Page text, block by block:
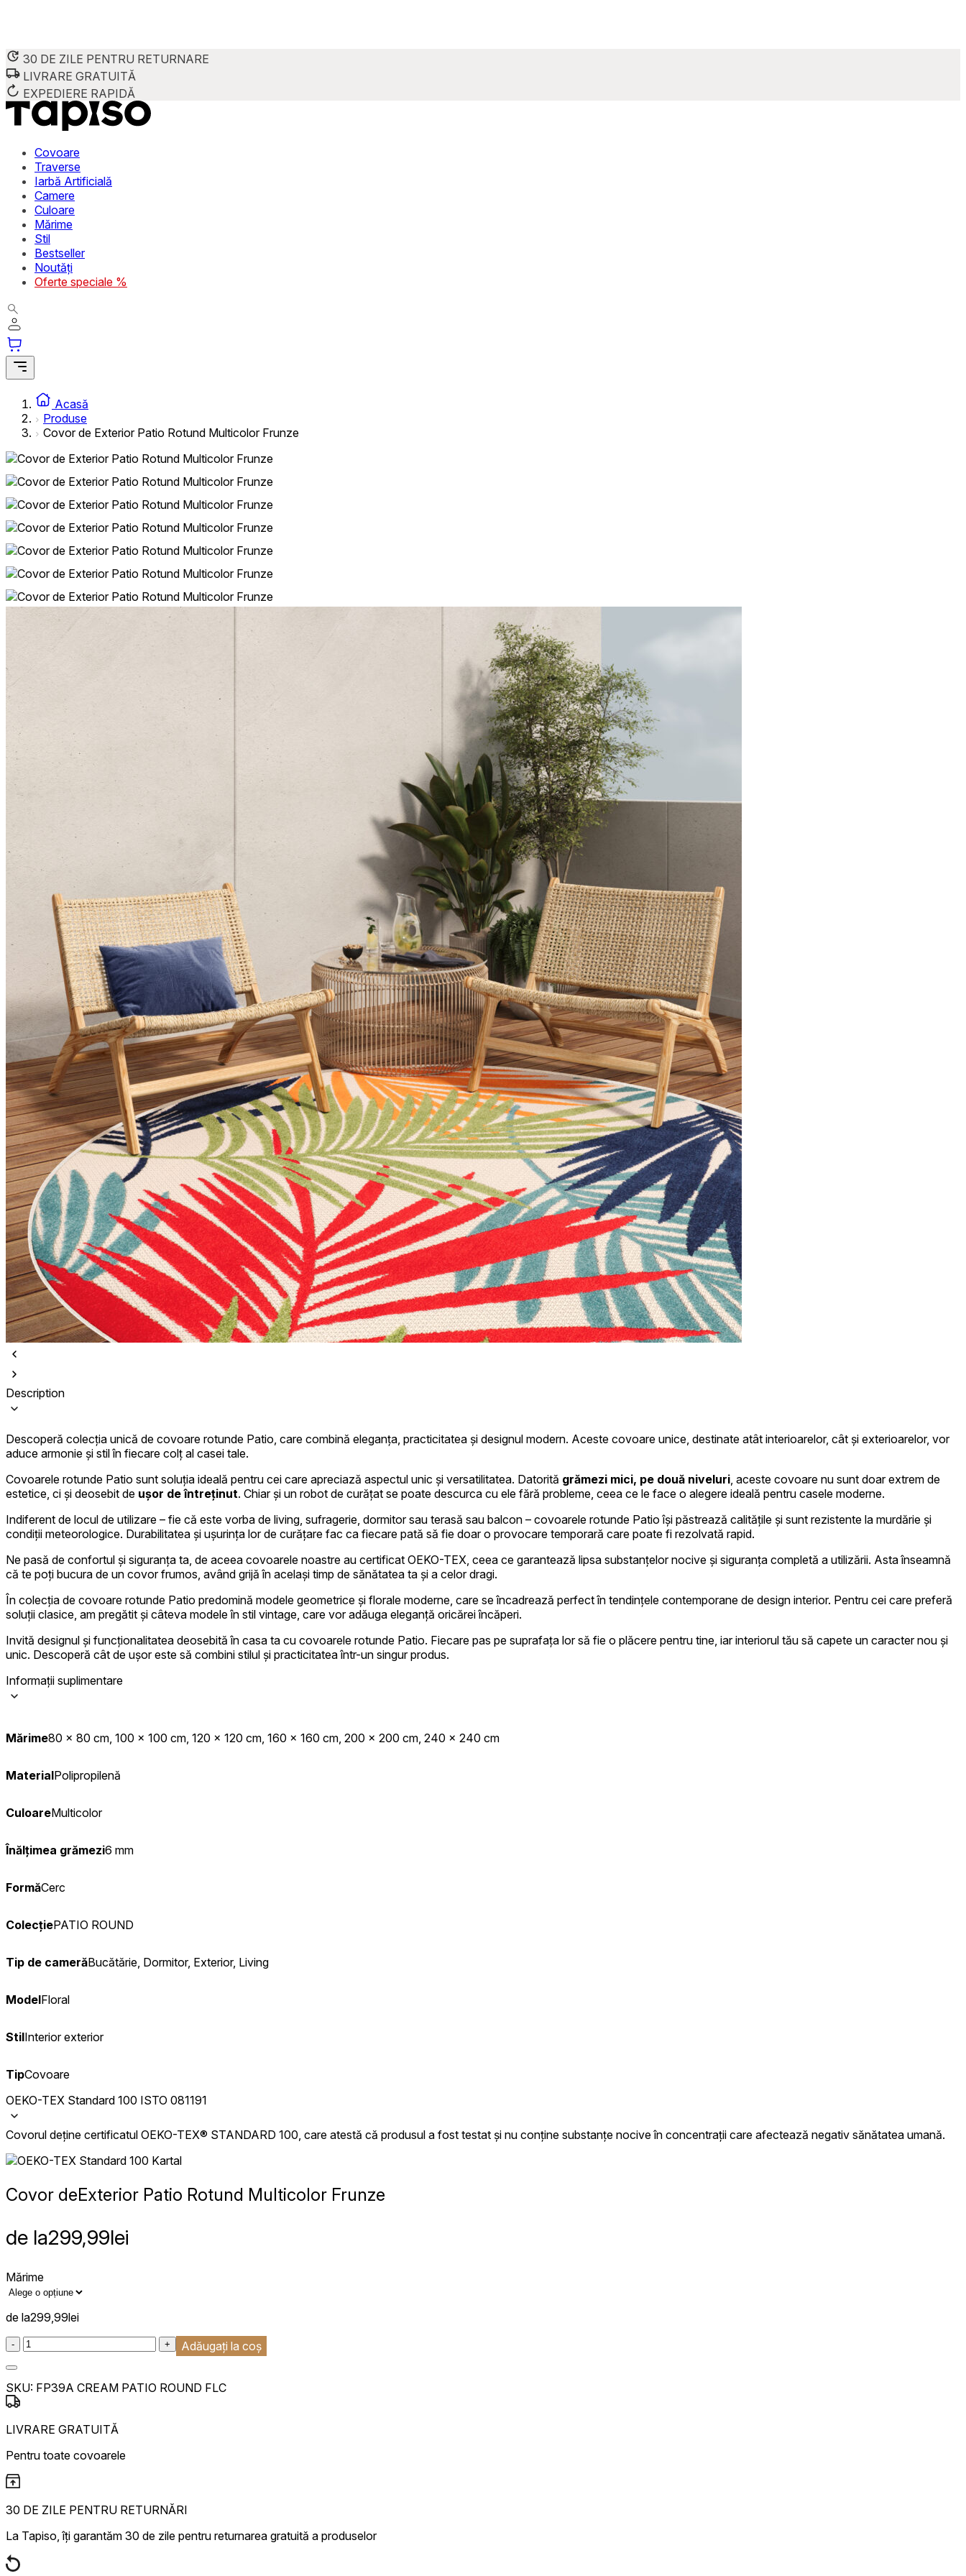
30 DE ZILE PENTRU RETURNARE
LIVRARE GRATUITĂ
EXPEDIERE RAPIDĂ
Covoare
Traverse
Iarbă Artificială
Camere
Culoare
Mărime
Stil
Bestseller
Noutăți
Oferte speciale %
Acasă
Produse
Covor de Exterior Patio Rotund Multicolor Frunze
Description
Descoperă colecția unică de covoare rotunde Patio, care combină eleganța, practicitatea și designul modern. Aceste covoare unice, destinate atât interioarelor, cât și exterioarelor, vor
aduce armonie și stil în fiecare colț al casei tale.
Covoarele rotunde Patio sunt soluția ideală pentru cei care apreciază aspectul unic și versatilitatea. Datorită grămezi mici, pe două niveluri , aceste covoare nu sunt doar extrem de
estetice, ci și deosebit de ușor de întreținut. Chiar și un robot de curățat se poate descurca cu ele fără probleme, ceea ce le face o alegere ideală pentru casele moderne.
Indiferent de locul de utilizare – fie că este vorba de living, sufragerie, dormitor sau terasă sau balcon – covoarele rotunde Patio își păstrează calitățile și sunt rezistente la murdărie și
condiții meteorologice. Durabilitatea și ușurința lor de curățare fac ca fiecare pată să fie doar o provocare temporară care poate fi rezolvată rapid.
Ne pasă de confortul și siguranța ta, de aceea covoarele noastre au certificat OEKO-TEX, ceea ce garantează lipsa substanțelor nocive și siguranța completă a utilizării. Asta înseamnă
că te poți bucura de un covor frumos, având grijă în același timp de sănătatea ta și a celor dragi.
În colecția de covoare rotunde Patio predomină modele geometrice și florale moderne, care se încadrează perfect în tendințele contemporane de design interior. Pentru cei care preferă
soluții clasice, am pregătit și câteva modele în stil vintage, care vor adăuga eleganță oricărei încăperi.
Invită designul și funcționalitatea deosebită în casa ta cu covoarele rotunde Patio. Fiecare pas pe suprafața lor să fie o plăcere pentru tine, iar interiorul tău să capete un caracter nou și
unic. Descoperă cât de ușor este să combini stilul și practicitatea într-un singur produs.
Informații suplimentare
Mărime80 x 80 cm, 100 x 100 cm, 120 x 120 cm, 160 x 160 cm, 200 x 200 cm, 240 x 240 cm
MaterialPolipropilenă
CuloareMulticolor
Înălțimea grămezi6 mm
FormăCerc
ColecțiePATIO ROUND
Tip de camerăBucătărie, Dormitor, Exterior, Living
ModelFloral
StilInterior exterior
TipCovoare
OEKO-TEX Standard 100 ISTO 081191
Covorul deține certificatul OEKO-TEX® STANDARD 100, care atestă că produsul a fost testat și nu conține substanțe nocive în concentrații care afectează negativ sănătatea umană.
Covor deExterior Patio Rotund Multicolor Frunze
de la299,99lei
Mărime
de la299,99lei
:product_name quantity
- + Adăugați la coș
SKU: FP39A CREAM PATIO ROUND FLC
LIVRARE GRATUITĂ
Pentru toate covoarele
30 DE ZILE PENTRU RETURNĂRI
La Tapiso, îți garantăm 30 de zile pentru returnarea gratuită a produselor
combina aceste informații cu alte date primite de la tine sau obținute în timpul utilizării serviciilor lor.
Necesare
stochează date care permit identificarea persoanei.
Preferințe
Cookie-urile legate de preferințe permit site-ului să rețină informații care schimbă aspectul sau funcționarea site-ului, de exemplu, limba
Cookie-urile statistice ajută deținătorii de site-uri să înțeleagă cum se comportă diferiți utilizatori pe site, prin colectarea și raportarea
informațiilor anonime.
interesante pentru utilizatori și, astfel, mai valoroase pentru editori și anunțători de terță parte.